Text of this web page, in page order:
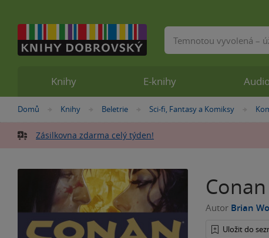
Nacházíte
zde:
Domů »
Knihy »
Beletrie »
Sci-fi, Fantasy a Komiksy »
Zásilkovna zdarma celý týden!
Autor Brian
Uložit do
Knihy E-knihy
Vyhledávání